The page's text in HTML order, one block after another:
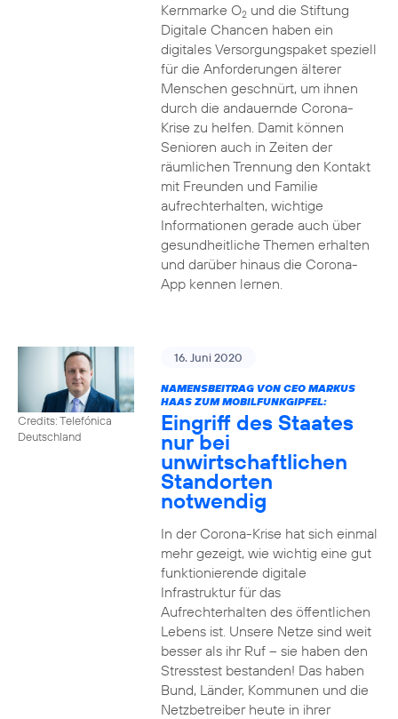
Kernmarke O2und die Stiftung
Digitale Chancen haben ein
digitales Versorgungspaket speziell
für die Anforderungen älterer
Menschen geschnürt, um ihnen
durch die andauernde Corona-
Krise zu helfen. Damit können
Senioren auch in Zeiten der
räumlichen Trennung den Kontakt
mit Freunden und Familie
aufrechterhalten, wichtige
Informationen gerade auch über
gesundheitliche Themen erhalten
und darüber hinaus die Corona-
App kennen lernen.
Credits: Telefónica
Deutschland
16. Juni 2020
NAMENSBEITRAG VON CEO MARKUS
HAAS ZUM MOBILFUNKGIPFEL:
Eingriff des Staates
nur bei
unwirtschaftlichen
Standorten
notwendig
In der Corona-Krise hat sich einmal
mehr gezeigt, wie wichtig eine gut
funktionierende digitale
Infrastruktur für das
Aufrechterhalten des öffentlichen
Lebens ist. Unsere Netze sind weit
besser als ihr Ruf – sie haben den
Stresstest bestanden! Das haben
Bund, Länder, Kommunen und die
Netzbetreiber heute in ihrer